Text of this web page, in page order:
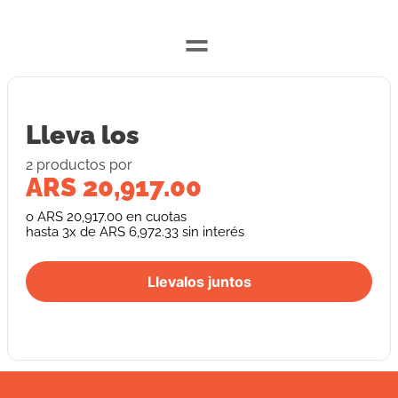
=
Lleva los
2 productos por
ARS 20,917.00
o ARS 20,917.00 en cuotas
hasta 3x de ARS 6,972.33 sin interés
Llevalos juntos